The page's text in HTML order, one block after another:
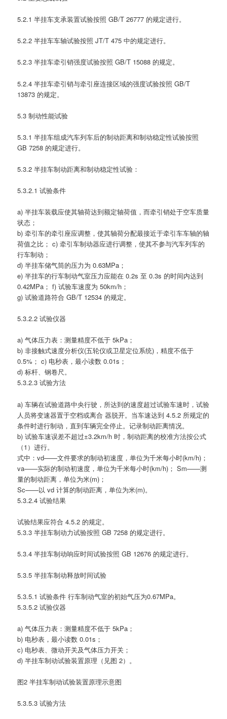
5.2.1 半挂车支承装置试验按照 GB/T 26777 的规定进行。
5.2.2 半挂车车轴试验按照 JT/T 475 中的规定进行。
5.2.3 半挂车牵引销强度试验按照 GB/T 15088 的规定。
5.2.4 半挂车牵引销与牵引座连接区域的强度试验按照 GB/T
13873 的规定。
5.3 制动性能试验
5.3.1 半挂车组成汽车列车后的制动距离和制动稳定性试验按照
GB 7258 的规定进行。
5.3.2 半挂车制动距离和制动稳定性试验：
5.3.2.1 试验条件
a) 半挂车装载应使其轴荷达到额定轴荷值，而牵引销处于空车质量
状态；
b) 牵引车的牵引座应调整，使其轴荷分配最接近于牵引车车轴的轴
荷值之比； c) 牵引车制动器应进行调整，使其不参与汽车列车的
行车制动；
d) 半挂车储气筒的压力为 0.63MPa；
e) 半挂车的行车制动气室压力应能在 0.2s 至 0.3s 的时间内达到
0.42MPa； f) 试验车速度为 50km/h；
g) 试验道路符合 GB/T 12534 的规定。
5.3.2.2 试验仪器
a) 气体压力表：测量精度不低于 5kPa；
b) 非接触式速度分析仪(五轮仪或卫星定位系统)，精度不低于
0.5%； c) 电秒表，最小读数 0.01s；
d) 标杆、钢卷尺。
5.3.2.3 试验方法
a) 车辆在试验道路中央行驶，所达到的速度超过试验车速时，试验
人员将变速器置于空档或离合 器脱开。当车速达到 4.5.2 所规定的
条件时进行制动，直到车辆完全停止。记录制动距离情况。
b) 试验车速误差不超过±3.2km/h 时，制动距离的校准方法按公式
（1）进行。
式中：vd——文件要求的制动初速度，单位为千米每小时(km/h)；
va——实际的制动初速度，单位为千米每小时(km/h)； Sm——测
量的制动距离，单位为米(m)；
Sc——以 vd 计算的制动距离，单位为米(m)。
5.3.2.4 试验结果
试验结果应符合 4.5.2 的规定。
5.3.3 半挂车制动力试验按照 GB 7258 的规定进行。
5.3.4 半挂车制动响应时间试验按照 GB 12676 的规定进行。
5.3.5 半挂车制动释放时间试验
5.3.5.1 试验条件 行车制动气室的初始气压为0.67MPa。
5.3.5.2 试验仪器
a) 气体压力表：测量精度不低于 5kPa；
b) 电秒表，最小读数 0.01s；
c) 电秒表、微动开关及气体压力开关；
d) 半挂车制动试验装置原理（见图 2）。
图2 半挂车制动试验装置原理示意图
5.3.5.3 试验方法